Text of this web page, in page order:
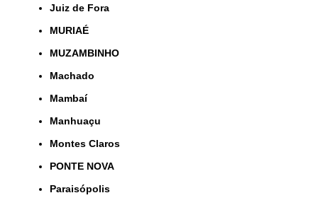
Juiz de Fora
MURIAÉ
MUZAMBINHO
Machado
Mambaí
Manhuaçu
Montes Claros
PONTE NOVA
Paraisópolis